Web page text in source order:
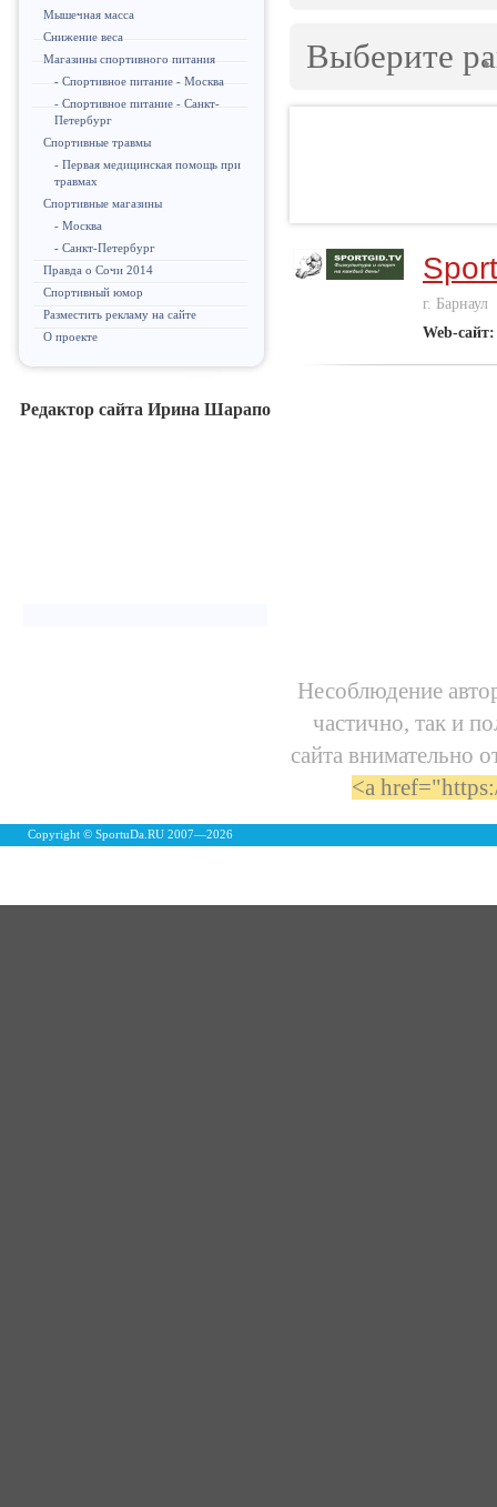
Мышечная масса
Снижение веса
Магазины спортивного питания
- Спортивное питание - Москва
- Спортивное питание - Санкт-
Петербург
Спортивные травмы
- Первая медицинская помощь при
травмах
Спортивные магазины
- Москва
- Санкт-Петербург
Правда о Сочи 2014
Спортивный юмор
Разместить рекламу на сайте
О проекте
Редактор сайта Ирина Шарапо
Выберите
г. Барнаул
Web-сайт:
Несоблюдение
частично, так и
сайта внимательно
<a
Copyright © SportuDa.RU 2007—2026